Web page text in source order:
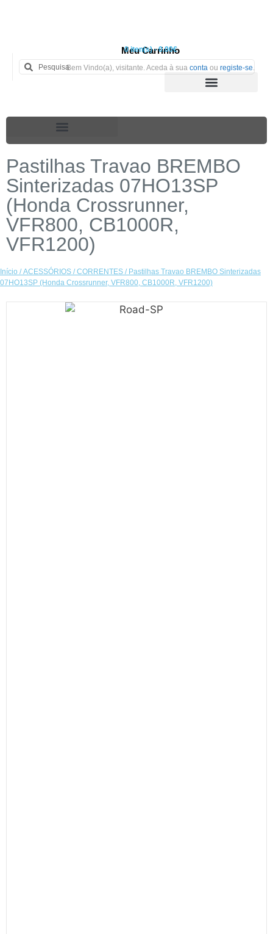
Meu Carrinho
0 iten(s) - 0.00€
Bem Vindo(a), visitante. Aceda à sua conta ou registe-se.
Pastilhas Travao BREMBO
Sinterizadas 07HO13SP
(Honda Crossrunner,
VFR800, CB1000R,
VFR1200)
Início /ACESSÓRIOS /CORRENTES / Pastilhas Travao BREMBO Sinterizadas
07HO13SP (Honda Crossrunner, VFR800, CB1000R, VFR1200)